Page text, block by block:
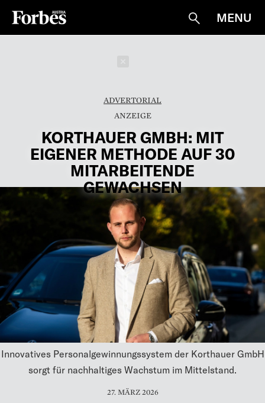
Suche
MENU
ADVERTORIAL
KORTHAUER GMBH: MIT
EIGENER METHODE AUF 30
MITARBEITENDE
GEWACHSEN
Innovatives Personalgewinnungssystem der Korthauer GmbH
sorgt für nachhaltiges Wachstum im Mittelstand.
27. MÄRZ 2026